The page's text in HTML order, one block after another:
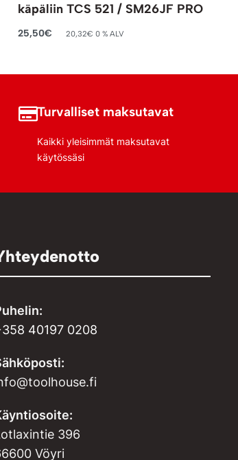
käpäliin TCS 521 / SM26JF PRO
25,50€ 20,32€ 0 % ALV
Turvalliset maksutavat
Kaikki yleisimmät maksutavat
käytössäsi
40197 0208
396
Vöyri